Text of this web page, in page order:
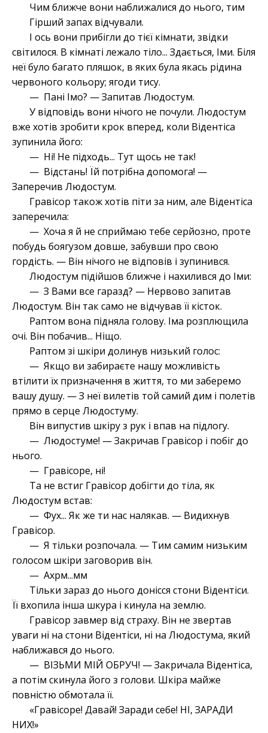
Чим ближче вони наближалися до нього, тим
Гірший запах відчували.
І ось вони прибігли до тієї кімнати, звідки
світилося. В кімнаті лежало тіло... Здається, Іми. Біля
неї було багато пляшок, в яких була якась рідина
червоного кольору; ягоди тису.
— Пані Імо? — Запитав Людостум.
У відповідь вони нічого не почули. Людостум
вже хотів зробити крок вперед, коли Відентіса
зупинила його:
— Ні! Не підходь... Тут щось не так!
— Відстань! Їй потрібна допомога! —
Заперечив Людостум.
Гравісор також хотів піти за ним, але Відентіса
заперечила:
— Хоча я й не сприймаю тебе серйозно, проте
побудь боягузом довше, забувши про свою
гордість. — Він нічого не відповів і зупинився.
Людостум підійшов ближче і нахилився до Іми:
— З Вами все гаразд? — Нервово запитав
Людостум. Він так само не відчував її кісток.
Раптом вона підняла голову. Іма розплющила
очі. Він побачив... Ніщо.
Раптом зі шкіри долинув низький голос:
— Якщо ви забираєте нашу можливість
втілити їх призначення в життя, то ми заберемо
вашу душу. — З неї вилетів той самий дим і полетів
прямо в серце Людостуму.
Він випустив шкіру з рук і впав на підлогу.
— Людостуме! — Закричав Гравісор і побіг до
нього.
— Гравісоре, ні!
Та не встиг Гравісор добігти до тіла, як
Людостум встав:
— Фух... Як же ти нас налякав. — Видихнув
Гравісор.
— Я тільки розпочала. — Тим самим низьким
голосом шкіри заговорив він.
— Ахрм...мм
Тільки зараз до нього донісся стони Відентіси.
Її вхопила інша шкура і кинула на землю.
Гравісор завмер від страху. Він не звертав
уваги ні на стони Відентіси, ні на Людостума, який
наближався до нього.
— ВІЗЬМИ МІЙ ОБРУЧ! — Закричала Відентіса,
а потім скинула його з голови. Шкіра майже
повністю обмотала її.
«Гравісоре! Давай! Заради себе! НІ, ЗАРАДИ
НИХ!»